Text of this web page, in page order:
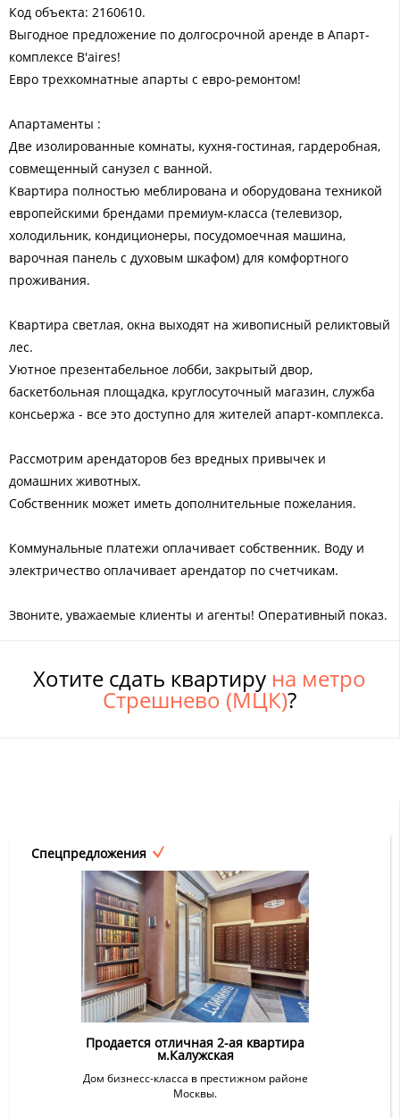
Код объекта: 2160610.
Выгодное предложение по долгосрочной аренде в Апарт-
комплексе B'aires!
Евро трехкомнатные апарты с евро-ремонтом!
Апартаменты :
Две изолированные комнаты, кухня-гостиная, гардеробная,
совмещенный санузел с ванной.
Квартира полностью меблирована и оборудована техникой
европейскими брендами премиум-класса (телевизор,
холодильник, кондиционеры, посудомоечная машина,
варочная панель с духовым шкафом) для комфортного
проживания.
Квартира светлая, окна выходят на живописный реликтовый
лес.
Уютное презентабельное лобби, закрытый двор,
баскетбольная площадка, круглосуточный магазин, служба
консьержа - все это доступно для жителей апарт-комплекса.
Рассмотрим арендаторов без вредных привычек и
домашних животных.
Собственник может иметь дополнительные пожелания.
Коммунальные платежи оплачивает собственник. Воду и
электричество оплачивает арендатор по счетчикам.
Звоните, уважаемые клиенты и агенты! Оперативный показ.
Хотите сдать квартиру на метро
Стрешнево (МЦК)?
Спецпредложения
Продается отличная 2-ая квартира
м.Калужская
Дом бизнесс-класса в престижном районе
Москвы.